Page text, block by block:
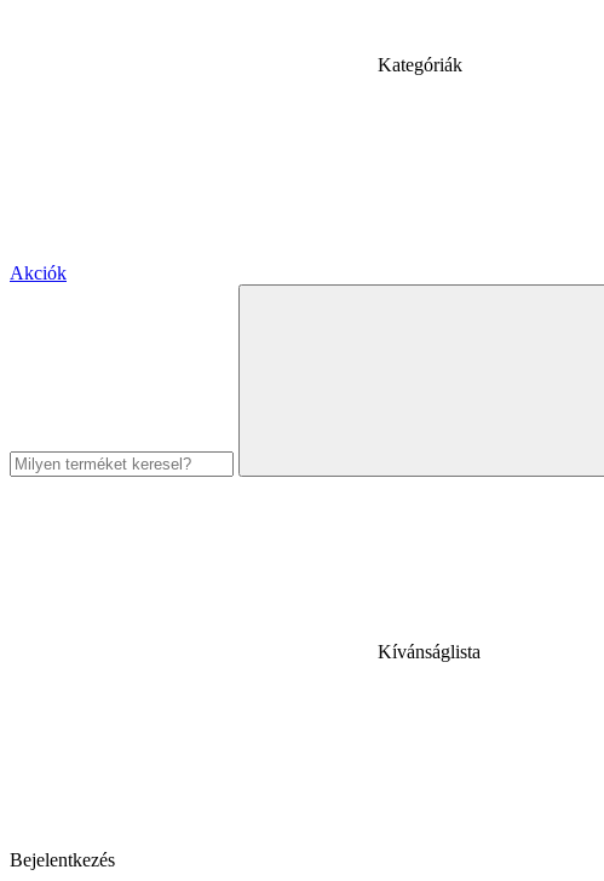
Kategóriák
Akciók
Kívánságlista
Bejelentkezés